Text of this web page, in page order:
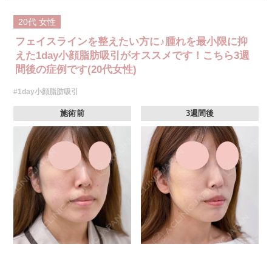
20代 女性
フェイスラインを整えたい方に♪腫れを最小限に抑
えた1day小顔脂肪吸引がオススメです！こちら3週
間後の症例です(20代女性)
#1day小顔脂肪吸引
施術前 3週間後